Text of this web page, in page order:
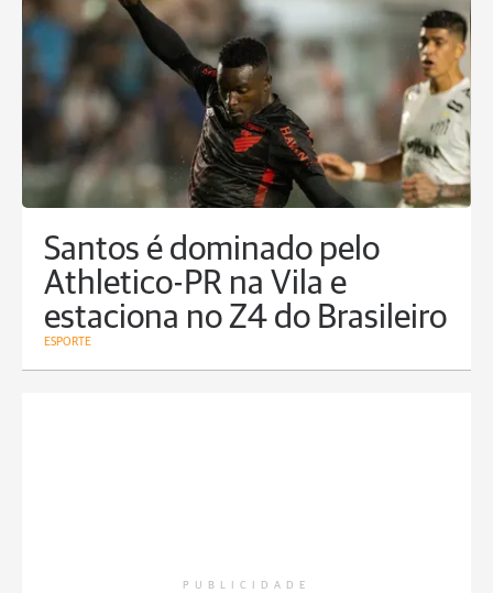
Santos é dominado pelo
Athletico-PR na Vila e
estaciona no Z4 do Brasileiro
ESPORTE
PUBLICIDADE